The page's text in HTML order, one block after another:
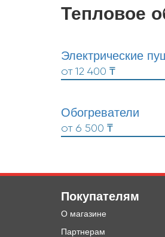
Тепловое
Электрические
от 12 400 ₸
Обогреватели
от 6 500 ₸
Покупателям
О магазине
Партнерам